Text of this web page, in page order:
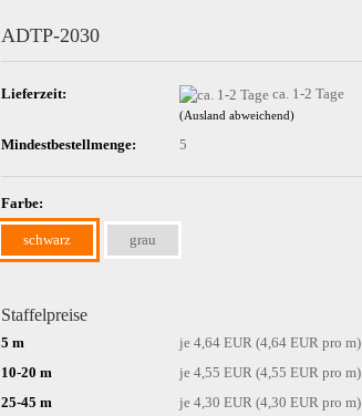
ADTP-2030
Lieferzeit: ca. 1-2 Tage
(Ausland abweichend)
Mindestbestellmenge: 5
Farbe:
schwarz grau
Staffelpreise
5 m
je 4,64 EUR (4,64 EUR pro m)
10-20 m
je 4,55 EUR (4,55 EUR pro m)
25-45 m
je 4,30 EUR (4,30 EUR pro m)